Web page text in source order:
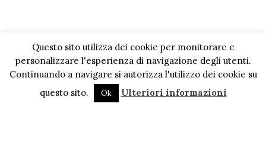
Questo sito utilizza dei cookie per monitorare e
personalizzare l'esperienza di navigazione degli utenti.
Continuando a navigare si autorizza l'utilizzo dei cookie su
questo sito.
Ok Ulteriori informazioni